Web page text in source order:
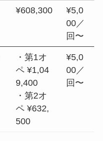
¥608,300
¥5,0
00／
回〜
・第1オ
ペ ¥1,04
9,400
・第2オ
ペ ¥632,
500
¥5,0
00／
回〜